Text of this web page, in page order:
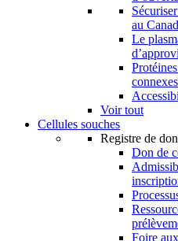
au
Le
connexes
Voir tout
Cellules souches
Registre de
Don de
Foire